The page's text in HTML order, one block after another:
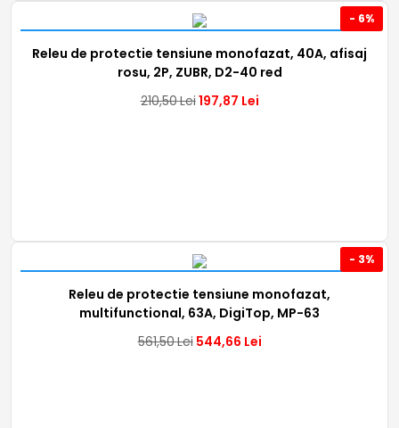
- 6%
Releu de protectie tensiune monofazat, 40A, afisaj
rosu, 2P, ZUBR, D2-40 red
210,50Lei197,87 Lei
- 3%
Releu de protectie tensiune monofazat,
multifunctional, 63A, DigiTop, MP-63
561,50Lei 544,66 Lei